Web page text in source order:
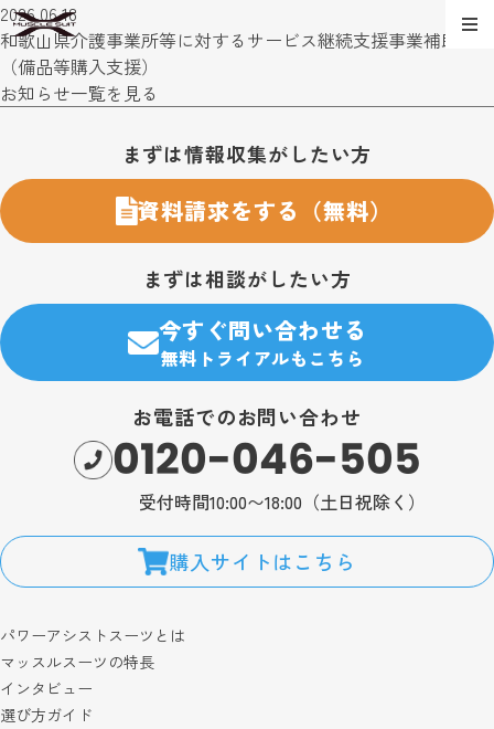
2026.06.18
和歌山県介護事業所等に対するサービス継続支援事業補助金
（備品等購入支援）
お知らせ一覧を見る
まずは情報収集がしたい方
資料請求をする（無料）
まずは相談がしたい方
今すぐ問い合わせる
無料トライアルもこちら
お電話でのお問い合わせ
0120-046-505
受付時間10:00〜18:00（土日祝除く）
購入サイトはこちら
パワーアシストスーツとは
マッスルスーツの特長
インタビュー
選び方ガイド